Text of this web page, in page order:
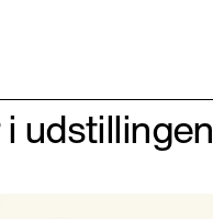
udstillingen